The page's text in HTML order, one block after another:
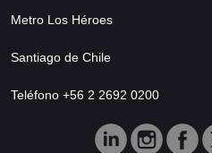
Metro Los Héroes
Santiago de Chile
Teléfono +56 2 2692 0200